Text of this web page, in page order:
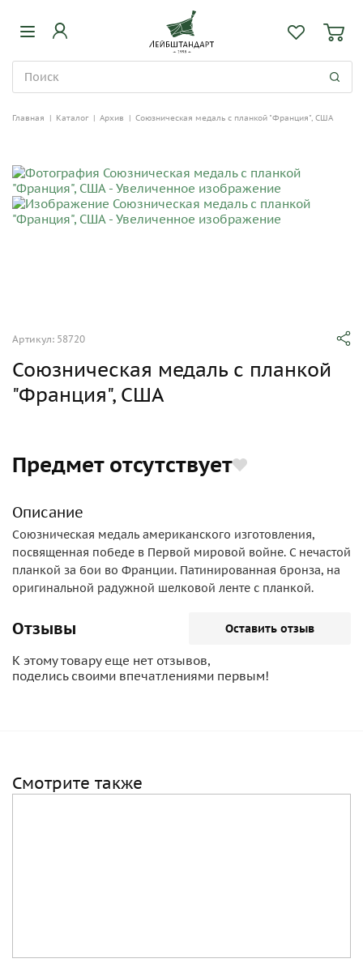
Главная | Каталог | Архив | Союзническая медаль с планкой "Франция", США
Артикул: 58720
Союзническая медаль с планкой
"Франция", США
Предмет отсутствует
Описание
Союзническая медаль американского изготовления,
посвященная победе в Первой мировой войне. С нечастой
планкой за бои во Франции. Патинированная бронза, на
оригинальной радужной шелковой ленте с планкой.
Отзывы Оставить отзыв
К этому товару еще нет отзывов,
поделись своими впечатлениями первым!
Смотрите также